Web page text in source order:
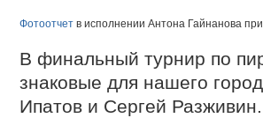
Фотоотчетв исполнении Антона Гайнанова
В финальный турнир по
знаковые для нашего
Ипатов и Сергей Разживин.